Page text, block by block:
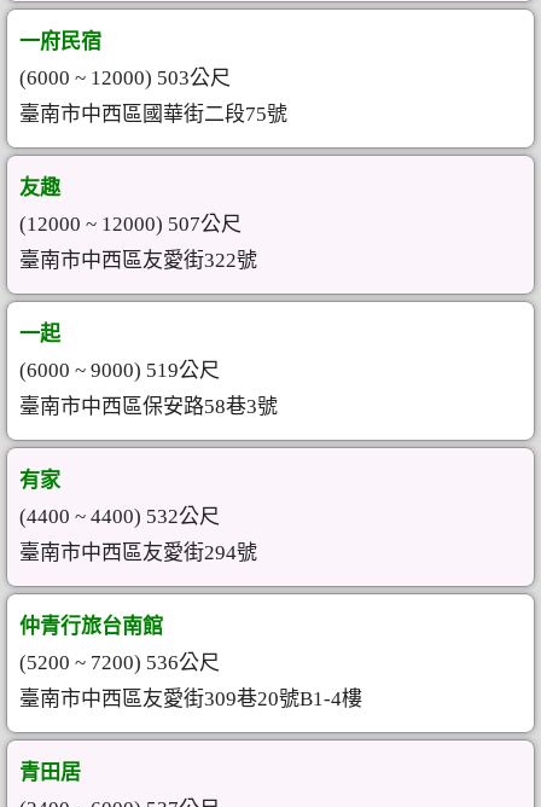
一府民宿
(6000 ~ 12000) 503公尺
臺南市中西區國華街二段75號
友趣
(12000 ~ 12000) 507公尺
臺南市中西區友愛街322號
一起
(6000 ~ 9000) 519公尺
臺南市中西區保安路58巷3號
有家
(4400 ~ 4400) 532公尺
臺南市中西區友愛街294號
仲青行旅台南館
(5200 ~ 7200) 536公尺
臺南市中西區友愛街309巷20號B1-4樓
青田居